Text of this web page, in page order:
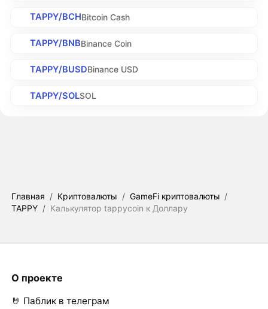
TAPPY/BCHBitcoin Cash
TAPPY/BNBBinance Coin
TAPPY/BUSDBinance USD
TAPPY/SOLSOL
Главная / Криптовалюты / GameFi криптовалюты /
TAPPY / Калькулятор tappycoin к Доллару
О проекте
🤘 Паблик в телеграм